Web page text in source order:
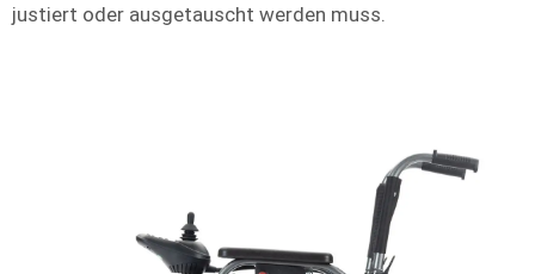
justiert oder ausgetauscht werden muss.